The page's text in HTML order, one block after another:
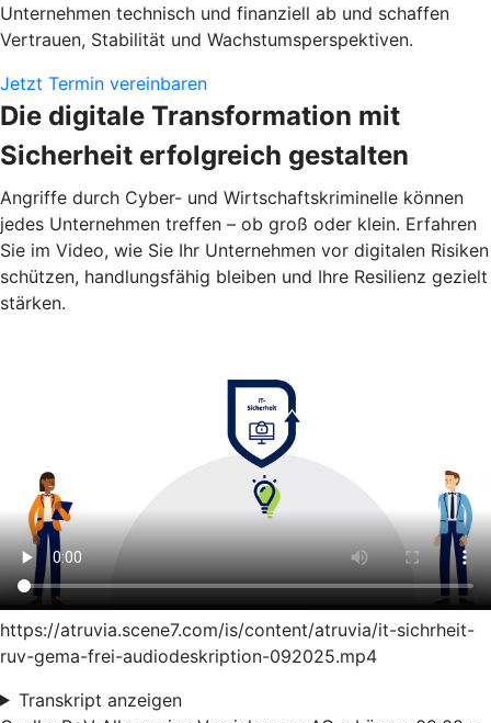
Unternehmen technisch und finanziell ab und schaffen
Vertrauen, Stabilität und Wachstumsperspektiven.
Jetzt Termin vereinbaren
Die digitale Transformation mit
Sicherheit erfolgreich gestalten
Angriffe durch Cyber- und Wirtschaftskriminelle können
jedes Unternehmen treffen – ob groß oder klein. Erfahren
Sie im Video, wie Sie Ihr Unternehmen vor digitalen Risiken
schützen, handlungsfähig bleiben und Ihre Resilienz gezielt
stärken.
https://atruvia.scene7.com/is/content/atruvia/it-sichrheit-
ruv-gema-frei-audiodeskription-092025.mp4
Transkript anzeigen